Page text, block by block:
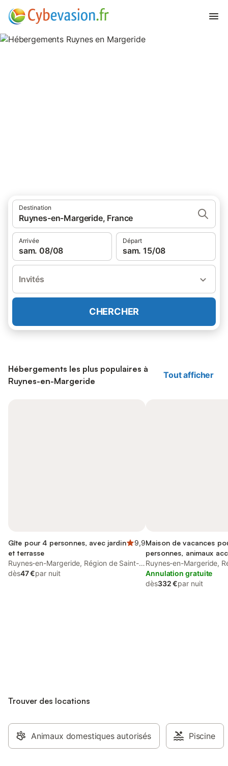
Destination
Ruynes-en-Margeride, France
Arrivée
sam. 08/08
Départ
sam. 15/08
Invités
CHERCHER
Hébergements les plus populaires à
Ruynes-en-Margeride
Tout afficher
Gîte pour 4 personnes, avec jardin
et terrasse
9,9
Ruynes-en-Margeride, Région de Saint-
Flour
dès47 €par nuit
Maison de vacances
personnes, animaux
Ruynes-en-Margeride,
Flour
Annulation gratuite
dès332 €par nuit
Trouver des locations
Animaux domestiques autorisés Piscine